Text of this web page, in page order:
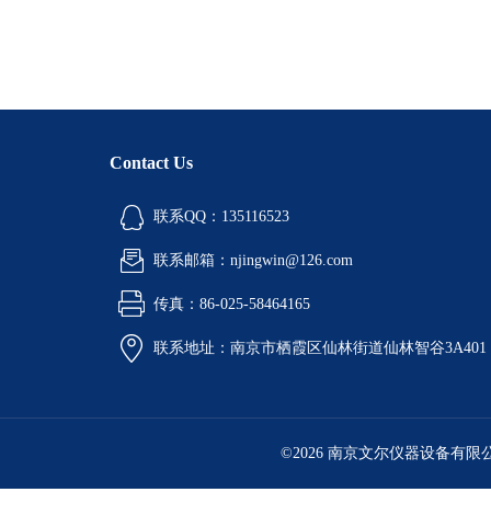
Contact Us
联系QQ：135116523
联系邮箱：njingwin@126.com
传真：86-025-58464165
联系地址：南京市栖霞区仙林街道仙林智谷3A401
©2026 南京文尔仪器设备有限